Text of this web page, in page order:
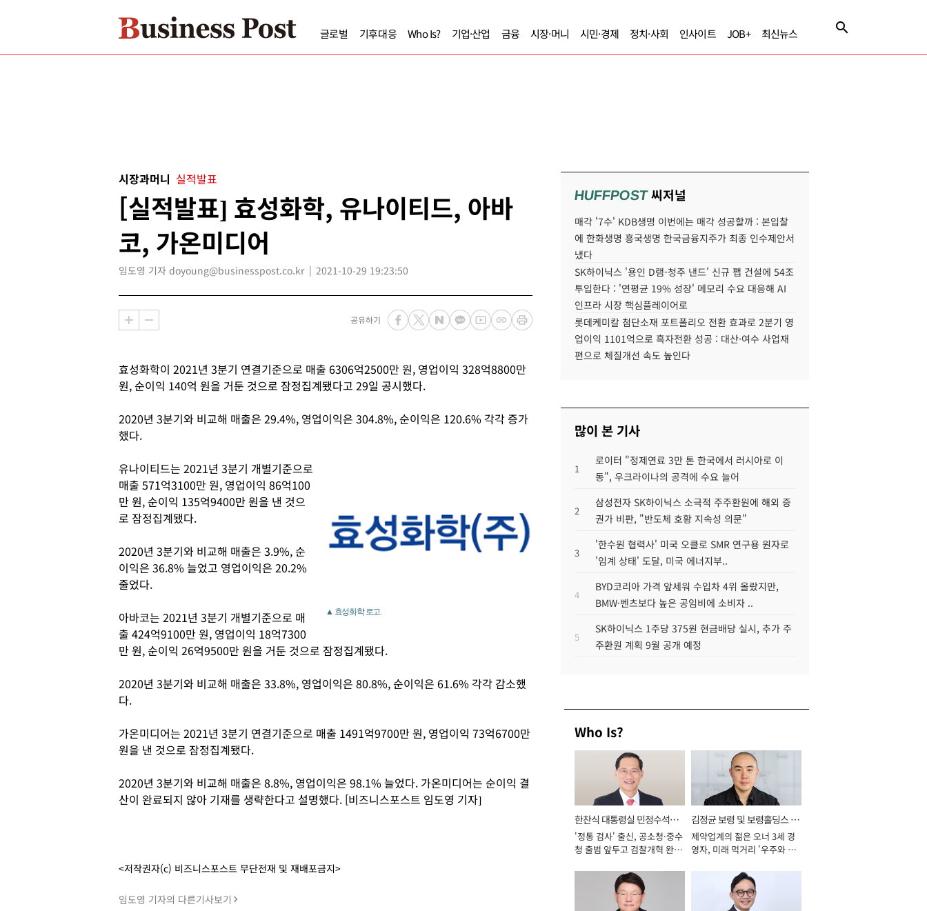
글로벌 기후대응 Who Is? 기업·산업 금융 시장·머니 시민·경제 정치·사회 인사이트 JOB+ 최신뉴스
시장과머니 실적발표
[실적발표] 효성화학, 유나이티드, 아바
코, 가온미디어
임도영 기자 doyoung@businesspost.co.kr 2021-10-29 19:23:50
공유하기
효성화학이 2021년 3분기 연결기준으로 매출 6306억2500만 원, 영업이익 328억8800만
원, 순이익 140억 원을 거둔 것으로 잠정집계됐다고 29일 공시했다.
2020년 3분기와 비교해 매출은 29.4%, 영업이익은 304.8%, 순이익은 120.6% 각각 증가
했다.
▲ 효성화학 로고.
유나이티드는 2021년 3분기 개별기준으로
매출 571억3100만 원, 영업이익 86억100
만 원, 순이익 135억9400만 원을 낸 것으
로 잠정집계됐다.
2020년 3분기와 비교해 매출은 3.9%, 순
이익은 36.8% 늘었고 영업이익은 20.2%
줄었다.
아바코는 2021년 3분기 개별기준으로 매
출 424억9100만 원, 영업이익 18억7300
만 원, 순이익 26억9500만 원을 거둔 것으로 잠정집계됐다.
2020년 3분기와 비교해 매출은 33.8%, 영업이익은 80.8%, 순이익은 61.6% 각각 감소했
다.
가온미디어는 2021년 3분기 연결기준으로 매출 1491억9700만 원, 영업이익 73억6700만
원을 낸 것으로 잠정집계됐다.
2020년 3분기와 비교해 매출은 8.8%, 영업이익은 98.1% 늘었다. 가온미디어는 순이익 결
산이 완료되지 않아 기재를 생략한다고 설명했다. [비즈니스포스트 임도영 기자]
<저작권자(c) 비즈니스포스트 무단전재 및 재배포금지>
임도영 기자의 다른기사보기
HUFFPOST씨저널
매각 '7수' KDB생명 이번에는 매각 성공할까 : 본입찰
에 한화생명 흥국생명 한국금융지주가 최종 인수제안서
냈다
SK하이닉스 '용인 D램-청주 낸드' 신규 팹 건설에 54조
투입한다 : '연평균 19% 성장' 메모리 수요 대응해 AI
인프라 시장 핵심플레이어로
롯데케미칼 첨단소재 포트폴리오 전환 효과로 2분기 영
업이익 1101억으로 흑자전환 성공 : 대산·여수 사업재
편으로 체질개선 속도 높인다
많이 본 기사
1
로이터 "정제연료 3만 톤 한국에서 러시아로 이
동", 우크라이나의 공격에 수요 늘어
2
삼성전자 SK하이닉스 소극적 주주환원에 해외 증
권가 비판, "반도체 호황 지속성 의문"
3
'한수원 협력사' 미국 오클로 SMR 연구용 원자로
'임계 상태' 도달, 미국 에너지부..
4
BYD코리아 가격 앞세워 수입차 4위 올랐지만,
BMW·벤츠보다 높은 공임비에 소비자 ..
5
SK하이닉스 1주당 375원 현금배당 실시, 추가 주
주환원 계획 9월 공개 예정
Who Is?
한찬식 대통령실 민정수석비
서관
'정통 검사' 출신, 공소청·중수
청 출범 앞두고 검찰개혁 완수
김정균 보령 및 보령홀딩스 대
표이사 사장
제약업계의 젊은 오너 3세 경
영자, 미래 먹거리 '우주와 헬